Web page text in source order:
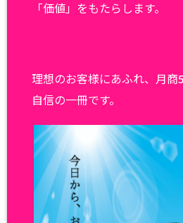
「価値」をもたらします。
理想のお客様にあふれ、月商
自信の一冊です。